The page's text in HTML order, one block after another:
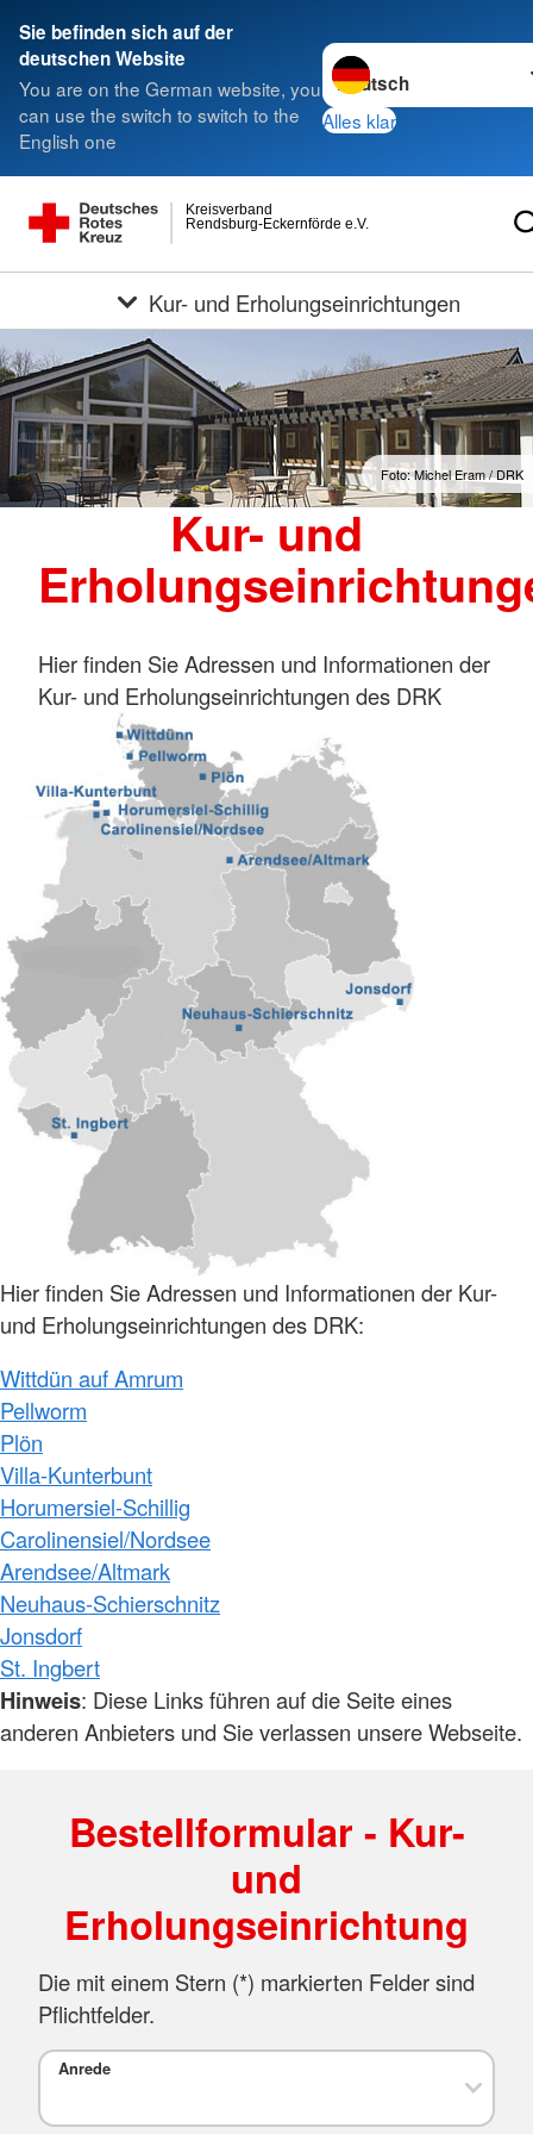
Sie befinden sich auf der
deutschen Website
You are on the German website, you
can use the switch to switch to the
English one
Sprache wechseln zu
Alles klar
Rendsburg-Eckernförde e.V.
Kreisverband
Kur- und Erholungseinrichtungen
Foto: Michel Eram / DRK
Kur- und
Hier finden Sie Adressen und Informationen der
Kur- und Erholungseinrichtungen des DRK
Hier finden Sie Adressen und Informationen der Kur-
und Erholungseinrichtungen des DRK:
Wittdün auf Amrum
Pellworm
Plön
Villa-Kunterbunt
Horumersiel-Schillig
Carolinensiel/Nordsee
Arendsee/Altmark
Neuhaus-Schierschnitz
Jonsdorf
St. Ingbert
Hinweis: Diese Links führen auf die Seite eines
anderen Anbieters und Sie verlassen unsere Webseite.
Bestellformular - Kur-
und
Erholungseinrichtung
Die mit einem Stern (*) markierten Felder sind
Pflichtfelder.
Anrede